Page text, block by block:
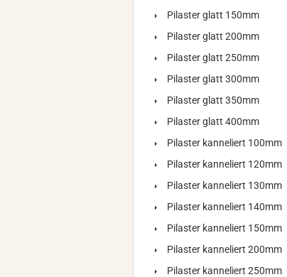
Pilaster glatt 150mm
Pilaster glatt 200mm
Pilaster glatt 250mm
Pilaster glatt 300mm
Pilaster glatt 350mm
Pilaster glatt 400mm
Pilaster kanneliert 100mm
Pilaster kanneliert 120mm
Pilaster kanneliert 130mm
Pilaster kanneliert 140mm
Pilaster kanneliert 150mm
Pilaster kanneliert 200mm
Pilaster kanneliert 250mm